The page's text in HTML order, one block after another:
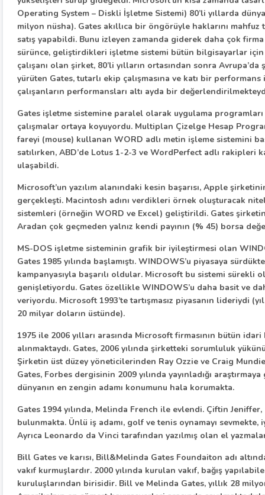
Operating System – Diskli İşletme Sistemi) 80’li yıllarda
milyon nüsha). Gates akıllıca bir öngörüyle haklarını
satış yapabildi. Bunu izleyen zamanda giderek daha çok
sürünce, geliştirdikleri işletme sistemi bütün bilgisayarlar
çalışanı olan şirket, 80’li yılların ortasından sonra
yürüten Gates, tutarlı ekip çalışmasına ve katı bir
çalışanların performansları altı ayda bir
Gates işletme sistemine paralel olarak uygulama programları
çalışmalar ortaya koyuyordu. Multiplan Çizelge Hesap
fareyi (mouse) kullanan WORD adlı metin işleme sistemini
satılırken, ABD’de Lotus 1-2-3 ve WordPerfect adlı rakipleri
ulaşabildi.
Microsoft’un yazılım alanındaki kesin başarısı, Apple
gerçekleşti. Macintosh adını verdikleri örnek oluşturacak
sistemleri (örneğin WORD ve Excel) geliştirildi. Gates
Aradan çok geçmeden yalnız kendi payının (% 45) borsa
MS-DOS işletme sisteminin grafik bir iyileştirmesi olan
Gates 1985 yılında başlamıştı. WINDOWS’u piyasaya
kampanyasıyla başarılı oldular. Microsoft bu sistemi sürekli
genişletiyordu. Gates özellikle WINDOWS’u daha basit ve
veriyordu. Microsoft 1993’te tartışmasız piyasanın lideriydi
20 milyar doların üstünde).
1975 ile 2006 yılları arasında Microsoft firmasının bütün
alınmaktaydı. Gates, 2006 yılında şirketteki sorumluluk
Şirketin üst düzey yöneticilerinden Ray Ozzie ve Craig
Gates, Forbes dergisinin 2009 yılında yayınladığı
dünyanın en zengin adamı konumunu hala korumakta.
Gates 1994 yılında, Melinda French ile evlendi. Çiftin
bulunmakta. Ünlü iş adamı, golf ve tenis oynamayı
Ayrıca Leonardo da Vinci tarafından yazılmış olan el
Bill Gates ve karısı, Bill&Melinda Gates Foundaiton adı
vakıf kurmuşlardır. 2000 yılında kurulan vakıf, bağış
kuruluşlarından birisidir. Bill ve Melinda Gates, yıllık 28